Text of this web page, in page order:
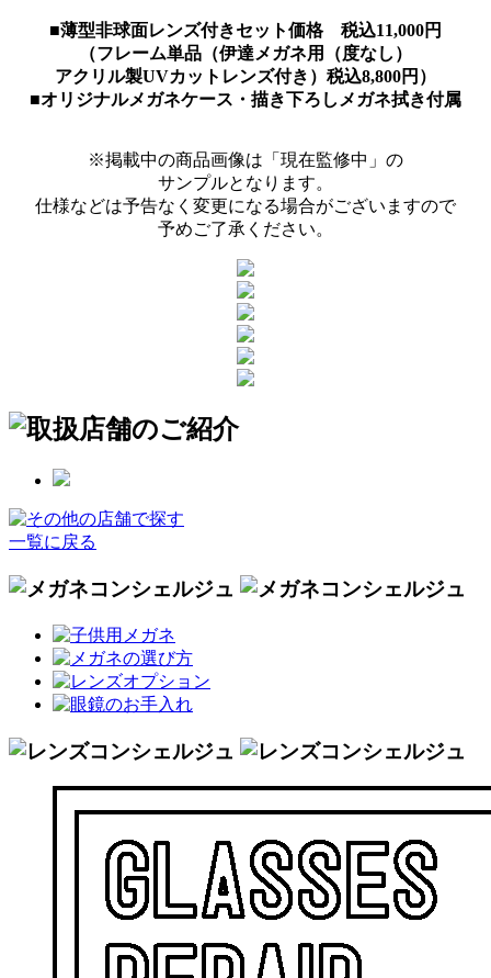
■薄型非球面レンズ付きセット価格 税込11,000円
（フレーム単品（伊達メガネ用（度なし）
アクリル製UVカットレンズ付き）税込8,800円）
■オリジナルメガネケース・描き下ろしメガネ拭き付属
※掲載中の商品画像は「現在監修中」の
サンプルとなります。
仕様などは予告なく変更になる場合がございますので
予めご了承ください。
一覧に戻る